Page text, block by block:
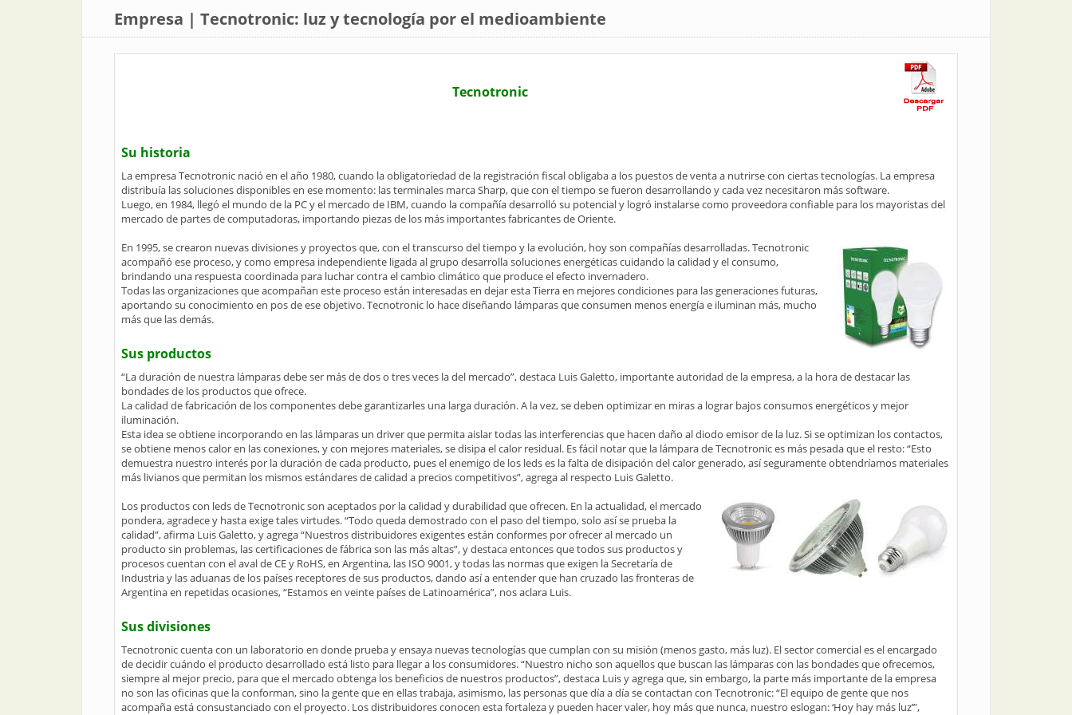
Empresa | Tecnotronic: luz y tecnología por el medioambiente
Tecnotronic
Su historia
La empresa Tecnotronic nació en el año 1980, cuando la obligatoriedad de la registración fiscal obligaba a los puestos de venta a nutrirse con ciertas tecnologías. La empresa
distribuía las soluciones disponibles en ese momento: las terminales marca Sharp, que con el tiempo se fueron desarrollando y cada vez necesitaron más software.
Luego, en 1984, llegó el mundo de la PC y el mercado de IBM, cuando la compañía desarrolló su potencial y logró instalarse como proveedora confiable para los mayoristas del
mercado de partes de computadoras, importando piezas de los más importantes fabricantes de Oriente.
En 1995, se crearon nuevas divisiones y proyectos que, con el transcurso del tiempo y la evolución, hoy son compañías desarrolladas. Tecnotronic
acompañó ese proceso, y como empresa independiente ligada al grupo desarrolla soluciones energéticas cuidando la calidad y el consumo,
brindando una respuesta coordinada para luchar contra el cambio climático que produce el efecto invernadero.
Todas las organizaciones que acompañan este proceso están interesadas en dejar esta Tierra en mejores condiciones para las generaciones futuras,
aportando su conocimiento en pos de ese objetivo. Tecnotronic lo hace diseñando lámparas que consumen menos energía e iluminan más, mucho
más que las demás.
Sus productos
“La duración de nuestra lámparas debe ser más de dos o tres veces la del mercado”, destaca Luis Galetto, importante autoridad de la empresa, a la hora de destacar las
bondades de los productos que ofrece.
La calidad de fabricación de los componentes debe garantizarles una larga duración. A la vez, se deben optimizar en miras a lograr bajos consumos energéticos y mejor
iluminación.
Esta idea se obtiene incorporando en las lámparas un driver que permita aislar todas las interferencias que hacen daño al diodo emisor de la luz. Si se optimizan los contactos,
se obtiene menos calor en las conexiones, y con mejores materiales, se disipa el calor residual. Es fácil notar que la lámpara de Tecnotronic es más pesada que el resto: “Esto
demuestra nuestro interés por la duración de cada producto, pues el enemigo de los leds es la falta de disipación del calor generado, así seguramente obtendríamos materiales
más livianos que permitan los mismos estándares de calidad a precios competitivos”, agrega al respecto Luis Galetto.
Los productos con leds de Tecnotronic son aceptados por la calidad y durabilidad que ofrecen. En la actualidad, el mercado
pondera, agradece y hasta exige tales virtudes. “Todo queda demostrado con el paso del tiempo, solo así se prueba la
calidad”, afirma Luis Galetto, y agrega “Nuestros distribuidores exigentes están conformes por ofrecer al mercado un
producto sin problemas, las certificaciones de fábrica son las más altas”, y destaca entonces que todos sus productos y
procesos cuentan con el aval de CE y RoHS, en Argentina, las ISO 9001, y todas las normas que exigen la Secretaría de
Industria y las aduanas de los países receptores de sus productos, dando así a entender que han cruzado las fronteras de
Argentina en repetidas ocasiones, “Estamos en veinte países de Latinoamérica”, nos aclara Luis.
Sus divisiones
Tecnotronic cuenta con un laboratorio en donde prueba y ensaya nuevas tecnologías que cumplan con su misión (menos gasto, más luz). El sector comercial es el encargado
de decidir cuándo el producto desarrollado está listo para llegar a los consumidores. “Nuestro nicho son aquellos que buscan las lámparas con las bondades que ofrecemos,
siempre al mejor precio, para que el mercado obtenga los beneficios de nuestros productos”, destaca Luis y agrega que, sin embargo, la parte más importante de la empresa
no son las oficinas que la conforman, sino la gente que en ellas trabaja, asimismo, las personas que día a día se contactan con Tecnotronic: “El equipo de gente que nos
acompaña está consustanciado con el proyecto. Los distribuidores conocen esta fortaleza y pueden hacer valer, hoy más que nunca, nuestro eslogan: ‘Hoy hay más luz’”,